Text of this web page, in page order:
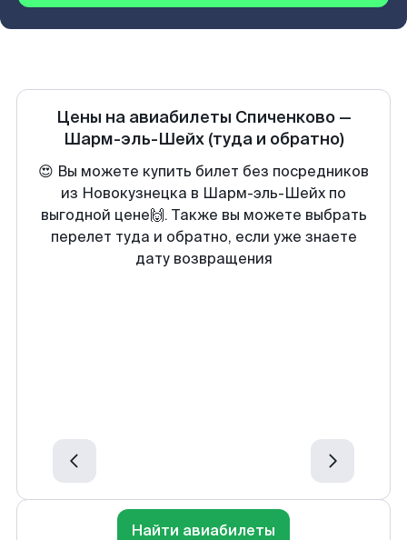
Цены на авиабилеты Спиченково—
Шарм-эль-Шейх (туда и обратно)
😍 Вы можете купить билет без посредников
из Новокузнецка в Шарм-эль-Шейх по
выгодной цене🙌. Также вы можете выбрать
перелет туда и обратно, если уже знаете
дату возвращения
Найти авиабилеты